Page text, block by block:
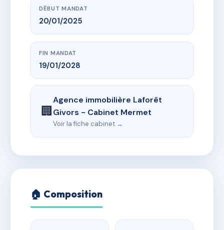
DÉBUT MANDAT
20/01/2025
FIN MANDAT
19/01/2028
🏢
Agence immobilière Laforêt
Givors - Cabinet Mermet
Voir la fiche cabinet →
🏠 Composition